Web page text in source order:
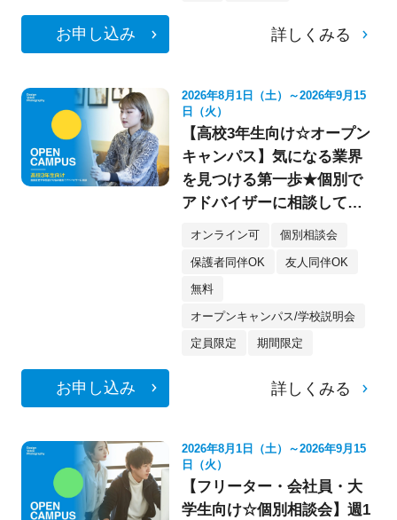
お申し込み 詳しくみる
2026年8月1日（土）～2026年9月15
日（火）
【高校3年生向け☆オープン
キャンパス】気になる業界
を見つける第一歩★個別で
アドバイザーに相談してみ
オンライン可 個別相談会
保護者同伴OK 友人同伴OK
無料
オープンキャンパス/学校説明会
定員限定 期間限定
お申し込み 詳しくみる
2026年8月1日（土）～2026年9月15
日（火）
【フリーター・会社員・大
学生向け☆個別相談会】週1